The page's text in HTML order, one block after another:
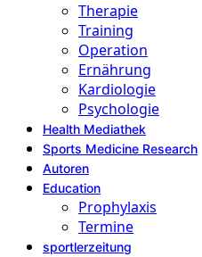
Therapie
Training
Operation
Ernährung
Kardiologie
Psychologie
Health Mediathek
Sports Medicine Research
Autoren
Education
Prophylaxis
Termine
sportlerzeitung